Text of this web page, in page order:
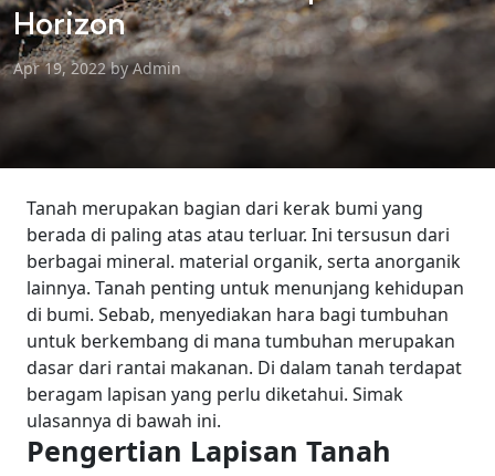
Horizon
Apr 19, 2022 by Admin
Tanah merupakan bagian dari kerak bumi yang
berada di paling atas atau terluar. Ini tersusun dari
berbagai mineral. material organik, serta anorganik
lainnya. Tanah penting untuk menunjang kehidupan
di bumi. Sebab, menyediakan hara bagi tumbuhan
untuk berkembang di mana tumbuhan merupakan
dasar dari rantai makanan. Di dalam tanah terdapat
beragam lapisan yang perlu diketahui. Simak
ulasannya di bawah ini.
Pengertian Lapisan Tanah